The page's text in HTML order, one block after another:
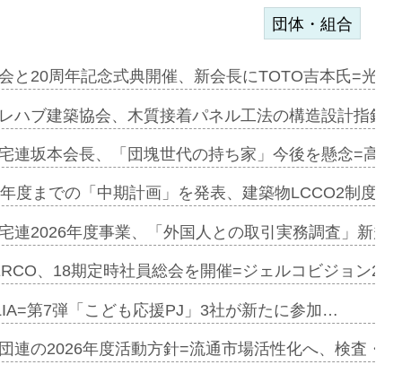
を提案=P…
ンビ…
加=リンナ…
見込む=…
開始=三協…
団体・組合
と20周年記念式典開催、新会長にTOTO吉本氏=光
ハブ建築協会、木質接着パネル工法の構造設計指針
連坂本会長、「団塊世代の持ち家」今後を懸念=高
度までの「中期計画」を発表、建築物LCCO2制度
連2026年度事業、「外国人との取引実務調査」新規
、18期定時社員総会を開催=ジェルコビジョン
第7弾「こども応援PJ」3社が新たに参加…
連の2026年度活動方針=流通市場活性化へ、検査・